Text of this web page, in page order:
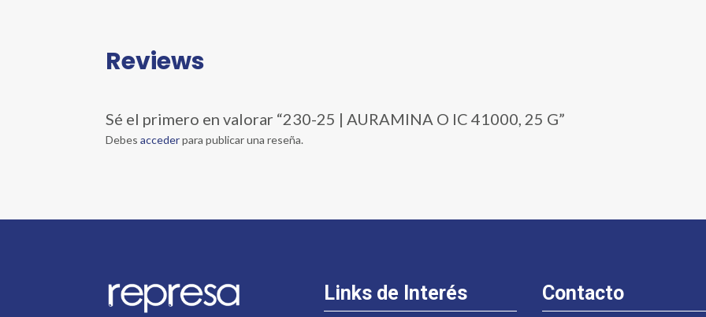
Reviews
Sé el primero en valorar “230-25 | AURAMINA O IC 41000, 25 G”
Debesaccederpara publicar una reseña.
Links de Interés Contacto